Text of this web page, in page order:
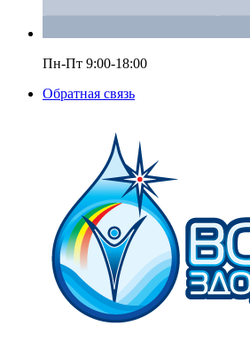
Пн-Пт 9:00-18:00
Обратная связь